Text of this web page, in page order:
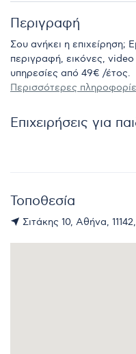
Περιγραφή
Σου ανήκει η επιχείρηση;
περιγραφή, εικόνες,
υπηρεσίες από 49€ /έτος.
Περισσότερες
Επιχειρήσεις για
Τοποθεσία
Σιτάκης 10, Αθήνα,